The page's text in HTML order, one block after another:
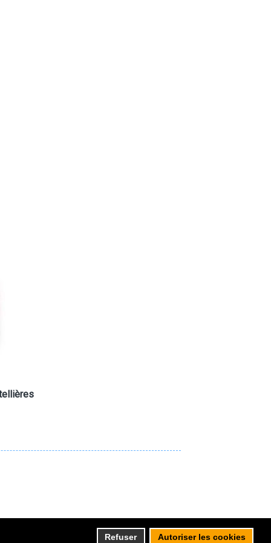
Refuser Autoriser les cookies